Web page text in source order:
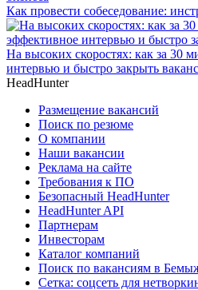
Как провести собеседование:
На высоких скоростях: как за 30
интервью и быстро закрыть
HeadHunter
Размещение вакансий
Поиск по резюме
О компании
Наши вакансии
Реклама на сайте
Требования к ПО
Безопасный HeadHunter
HeadHunter API
Партнерам
Инвесторам
Каталог компаний
Поиск по вакансиям в
Сетка: соцсеть для